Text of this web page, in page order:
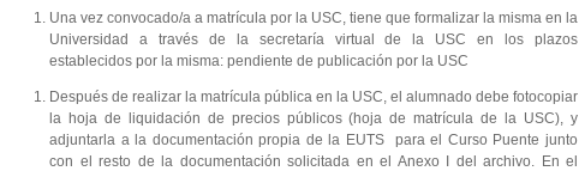
Una vez convocado/a a matrícula por la USC, tiene que formalizar la misma en la
Universidad a través de la secretaría virtual de la USC en los plazos
establecidos por la misma: pendiente de publicación por la USC
Después de realizar la matrícula pública en la USC, el alumnado debe fotocopiar
la hoja de liquidación de precios públicos (hoja de matrícula de la USC), y
adjuntarla a la documentación propia de la EUTS para el Curso Puente junto
con el resto de la documentación solicitada en el Anexo I del archivo. En el